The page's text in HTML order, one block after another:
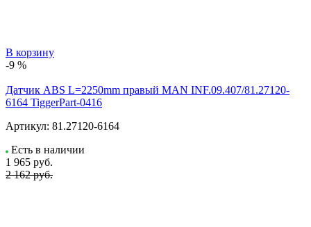
В корзину
-9 %
Датчик ABS L=2250mm правый MAN INF.09.407/81.27120-
6164 TiggerPart-0416
Артикул: 81.27120-6164
Есть в наличии
1 965 руб.
2 162 руб.